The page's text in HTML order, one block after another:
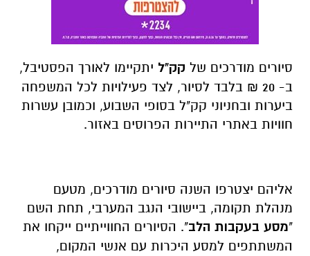
סיורים מודרכים של קק"ל יתקיימו לאורך הפסטיבל,
ב- 20 ₪ בלבד לסיור, לצד פעילויות לכל המשפחה
ביערות ובחניוני קק"ל בסופי השבוע, וכמובן עשרות
חוויות באתרי התיירות הפרוסים באזור.
אליהם יצטרפו השנה סיורים מודרכים, מטעם
מנהלת תקומה, ביישובי הנגב המערבי, תחת השם
"מסע בעקבות הלב". הסיורים החווייתיים ייקחו את
המשתתפים למסע היכרות עם אנשי המקום,